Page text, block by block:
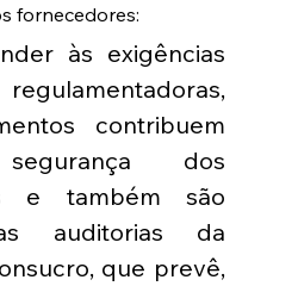
fornecedores:
às exigências
contribuem
dos
e também são
auditorias da
que prevê,